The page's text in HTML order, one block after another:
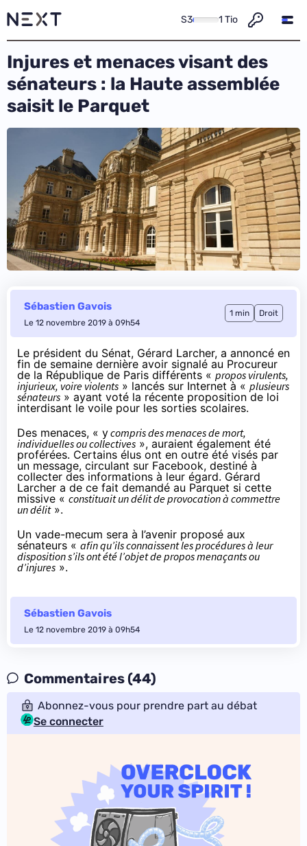
S3 1 Tio
Injures et menaces visant des
sénateurs : la Haute assemblée
saisit le Parquet
Sébastien Gavois
Le 12 novembre 2019 à 09h54
1 min Droit
Le président du Sénat, Gérard Larcher, a annoncé en
fin de semaine dernière avoir signalé au Procureur
de la République de Paris différents « propos virulents,
injurieux, voire violents » lancés sur Internet à « plusieurs
sénateurs » ayant voté la récente proposition de loi
interdisant le voile pour les sorties scolaires.
Des menaces, « ycompris des menaces de mort,
individuelles ou collectives », auraient également été
proférées. Certains élus ont en outre été visés par
un message, circulant sur Facebook, destiné à
collecter des informations à leur égard. Gérard
Larcher a de ce fait demandé au Parquet si cette
missive « constituait un délit de provocation à commettre
un délit».
Un vade-mecum sera à l’avenir proposé aux
sénateurs « afin qu’ils connaissent les procédures à leur
disposition s’ils ont été l’objet de propos menaçants ou
d’injures ».
Sébastien Gavois
Le 12 novembre 2019 à 09h54
Commentaires (44)
Abonnez-vous pour prendre part au débat
Se connecter